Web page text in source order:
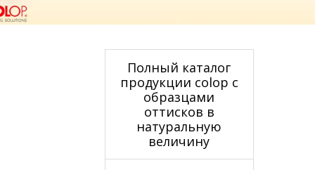
Полный каталог
продукции colop с
образцами
оттисков в
натуральную
величину